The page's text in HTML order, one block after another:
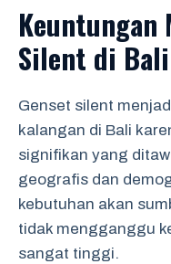
Keuntungan
Silent di Bali
Genset silent
kalangan di Bali
signifikan yang
geografis dan
kebutuhan akan
tidak mengganggu
sangat tinggi.